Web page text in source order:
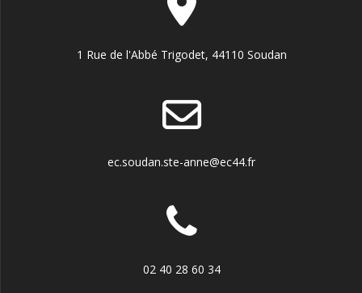
1 Rue de l'Abbé Trigodet, 44110 Soudan
ec.soudan.ste-anne@ec44.fr
02 40 28 60 34